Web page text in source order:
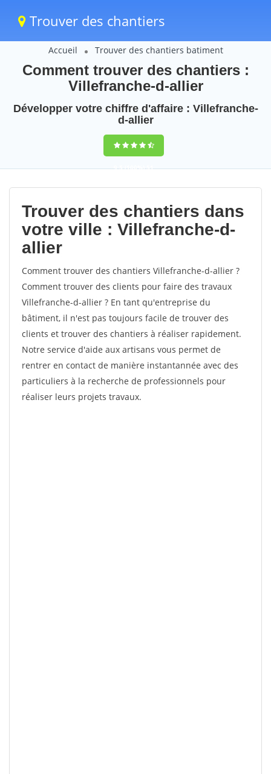
Trouver des chantiers
Accueil Trouver des chantiers batiment
Comment trouver des chantiers :
Villefranche-d-allier
Développer votre chiffre d'affaire : Villefranche-
d-allier
9,5(100%)51
votes
Trouver des chantiers dans
votre ville : Villefranche-d-
allier
Comment trouver des chantiers Villefranche-d-allier ?
Comment trouver des clients pour faire des travaux
Villefranche-d-allier ? En tant qu'entreprise du
bâtiment, il n'est pas toujours facile de trouver des
clients et trouver des chantiers à réaliser rapidement.
Notre service d'aide aux artisans vous permet de
rentrer en contact de manière instantannée avec des
particuliers à la recherche de professionnels pour
réaliser leurs projets travaux.